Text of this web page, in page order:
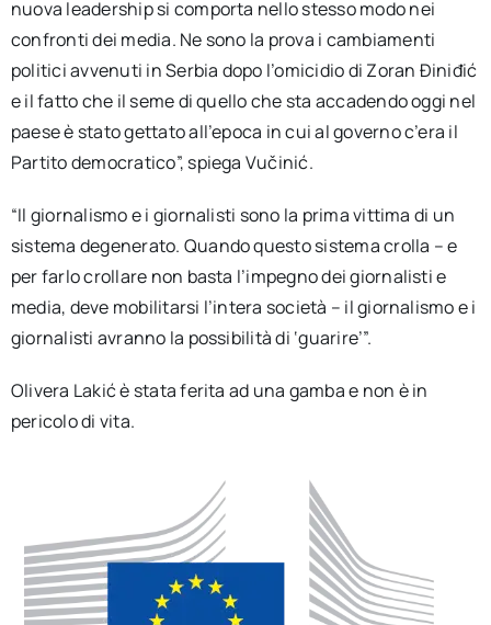
nuova leadership si comporta nello stesso modo nei
confronti dei media. Ne sono la prova i cambiamenti
politici avvenuti in Serbia dopo l’omicidio di Zoran Điniđić
e il fatto che il seme di quello che sta accadendo oggi nel
paese è stato gettato all’epoca in cui al governo c’era il
Partito democratico”, spiega Vučinić.
“Il giornalismo e i giornalisti sono la prima vittima di un
sistema degenerato. Quando questo sistema crolla – e
per farlo crollare non basta l’impegno dei giornalisti e
media, deve mobilitarsi l’intera società – il giornalismo e i
giornalisti avranno la possibilità di ‘guarire’”.
Olivera Lakić è stata ferita ad una gamba e non è in
pericolo di vita.